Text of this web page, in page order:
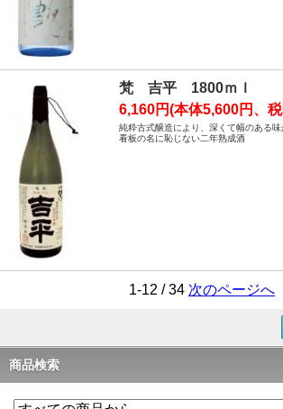
梵 吉平 1800ｍｌ
6,160円(本体5,600円、
純粋古式醸造により、深くて幅のある味
看板の名に恥じない二年熟成酒
1-12 / 34 次のページへ
商品検索